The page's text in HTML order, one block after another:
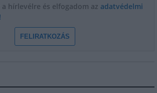
hírlevélre és elfogadom az adatvédelmi
FELIRATKOZÁS